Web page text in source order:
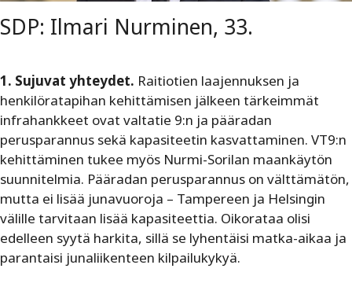
SDP: Ilmari Nurminen, 33.
1. Sujuvat yhteydet. Raitiotien laajennuksen ja
henkilöratapihan kehittämisen jälkeen tärkeimmät
infrahankkeet ovat valtatie 9:n ja pääradan
perusparannus sekä kapasiteetin kasvattaminen. VT9:n
kehittäminen tukee myös Nurmi-Sorilan maankäytön
suunnitelmia. Pääradan perusparannus on välttämätön,
mutta ei lisää junavuoroja – Tampereen ja Helsingin
välille tarvitaan lisää kapasiteettia. Oikorataa olisi
edelleen syytä harkita, sillä se lyhentäisi matka-aikaa ja
parantaisi junaliikenteen kilpailukykyä.